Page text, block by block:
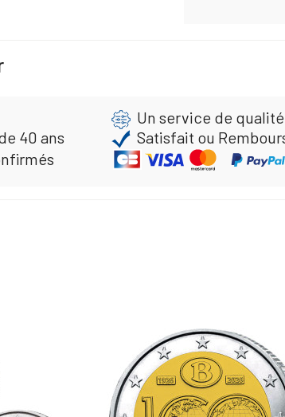
Un service de
40 ans
Satisfait ou